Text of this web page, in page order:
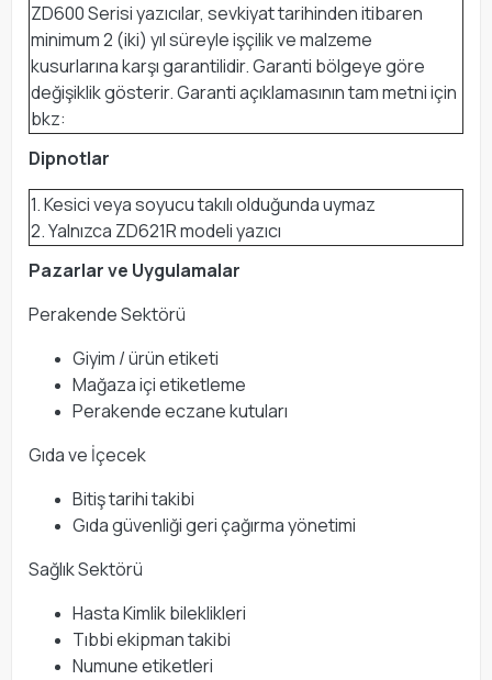
ZD600 Serisi yazıcılar, sevkiyat tarihinden itibaren
minimum 2 (iki) yıl süreyle işçilik ve malzeme
kusurlarına karşı garantilidir. Garanti bölgeye göre
değişiklik gösterir. Garanti açıklamasının tam metni için
bkz:
Dipnotlar
1. Kesici veya soyucu takılı olduğunda uymaz
2. Yalnızca ZD621R modeli yazıcı
Pazarlar ve Uygulamalar
Perakende Sektörü
Giyim / ürün etiketi
Mağaza içi etiketleme
Perakende eczane kutuları
Gıda ve İçecek
Bitiş tarihi takibi
Gıda güvenliği geri çağırma yönetimi
Sağlık Sektörü
Hasta Kimlik bileklikleri
Tıbbi ekipman takibi
Numune etiketleri